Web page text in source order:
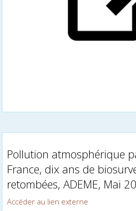
Pollution atmosphérique
France, dix ans de
retombées, ADEME, Mai
Accéder au lien externe